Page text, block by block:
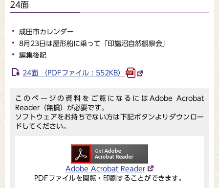
24面
成田市カレンダー
8月23日は屋形船に乗って「印旛沼自然観察会」
編集後記
24面 （PDFファイル : 552KB）
このページの資料をご覧になるにはAdobe Acrobat
Reader（無償）が必要です。
ソフトウェアをお持ちでない方は下記ボタンよりダウンロー
ドしてください。
Adobe Acrobat Reader
PDFファイルを閲覧・印刷することができます。